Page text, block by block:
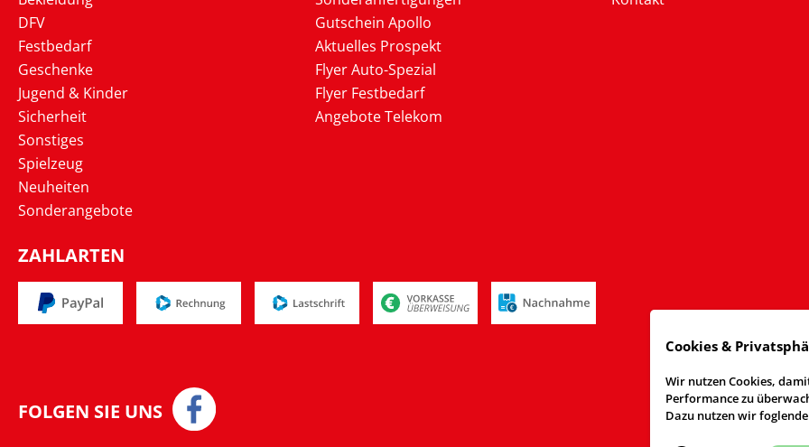
DFV
Festbedarf
Geschenke
Jugend & Kinder
Sicherheit
Sonstiges
Spielzeug
Neuheiten
Sonderangebote
Gutschein Apollo
Aktuelles Prospekt
Flyer Auto-Spezial
Flyer Festbedarf
Angebote Telekom
ZAHLARTEN
FOLGEN SIE UNS
Cookies &
Wir nutzen Cookies,
Performance zu
Dazu nutzen wir